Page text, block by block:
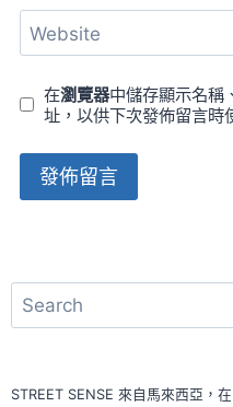
Website
在瀏覽器中儲存顯示名稱
址，以供下次發佈留言時
搜
尋
STREET SENSE 來自馬來西亞，